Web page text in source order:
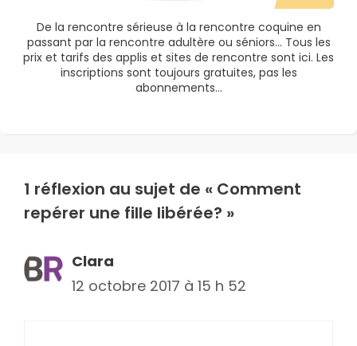
De la rencontre sérieuse à la rencontre coquine en
passant par la rencontre adultère ou séniors… Tous les
prix et tarifs des applis et sites de rencontre sont ici. Les
inscriptions sont toujours gratuites, pas les
abonnements…
1 réflexion au sujet de « Comment
repérer une fille libérée? »
Clara
12 octobre 2017 à 15 h 52